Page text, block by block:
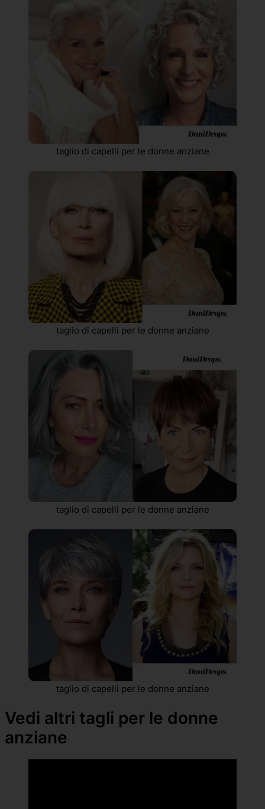
taglio di capelli per le donne anziane
taglio di capelli per le donne anziane
taglio di capelli per le donne anziane
taglio di capelli per le donne anziane
Vedi altri tagli per le donne
anziane